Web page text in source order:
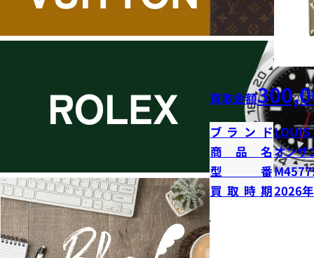
買取金額
ブランドLOUIS
商品名オンザ
型番
買取時期2026